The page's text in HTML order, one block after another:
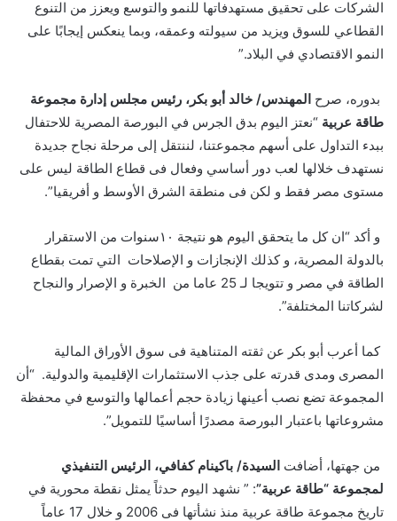
الشركات على تحقيق مستهدفاتها للنمو والتوسع ويعزز من التنوع
القطاعي للسوق ويزيد من سيولته وعمقه، وبما ينعكس إيجابًا على
النمو الاقتصادي في البلاد.”
بدوره، صرح المهندس/ خالد أبو بكر، رئيس مجلس إدارة مجموعة
طاقة عربية “نعتز اليوم بدق الجرس في البورصة المصرية للاحتفال
ببدء التداول على أسهم مجموعتنا، لننتقل إلى مرحلة نجاح جديدة
نستهدف خلالها لعب دور أساسي وفعال فى قطاع الطاقة ليس على
مستوى مصر فقط و لكن فى منطقة الشرق الأوسط و أفريقيا”
.
و أكد “ان كل ما يتحقق اليوم هو نتيجة ١٠سنوات من الاستقرار
بالدولة المصرية، و كذلك الإنجازات و الإصلاحات التي تمت بقطاع
الطاقة في مصر و تتويجا لـ 25 عاما من الخبرة و الإصرار والنجاح
لشركاتنا المختلفة”.
كما أعرب أبو بكر عن ثقته المتناهية فى سوق الأوراق المالية
المصرى ومدى قدرته على جذب الاستثمارات الإقليمية والدولية. “أن
المجموعة تضع نصب أعينها زيادة حجم أعمالها والتوسع في محفظة
مشروعاتها باعتبار البورصة مصدرًا أساسيًا للتمويل”.
من جهتها، أضافت السيدة/ باكينام كفافي، الرئيس التنفيذي
لمجموعة “طاقة عربية”: ” نشهد اليوم حدثاً يمثل نقطة محورية في
تاريخ مجموعة طاقة عربية منذ نشأتها فى 2006 و خلال 17 عاماً